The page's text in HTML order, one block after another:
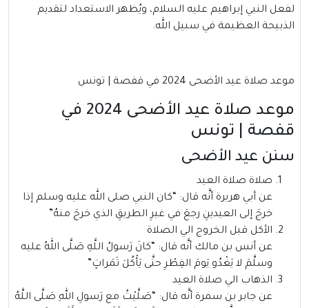
لفعل النبي إبراهيم عليه السلام، ويُظهر الاستعداد لتقديم
الذبيحة العظيمة في سبيل الله.
موعد صلاة عيد الأضحى 2024 في قفصة | تونس
موعد صلاة عيد الأضحى 2024 في
قفصة | تونس
سنن عيد الأضحى
صلاة صلاة العيد
عن أبي هريرة أنَّه قال: “كان النبي صلى الله عليه وسلم إذا
خرجَ إلى العيدينِ رجعَ في غيرِ الطريقِ الذي خرجَ منهُ”
الأكل قبل الخروج الي الصلاة
عن أنس بن مالك أنَّه قال: “كانَ رَسولُ اللَّهِ صَلَّى اللهُ عليه
وسلَّمَ لا يَغْدُو يَومَ الفِطْرِ حتَّى يَأْكُلَ تَمَراتٍ”
الذهاب الي صلاة العيد
عن جابر بن سمرة أنَّه قال: “صَلَّيْتُ مع رَسولِ اللهِ صَلَّى اللَّهُ